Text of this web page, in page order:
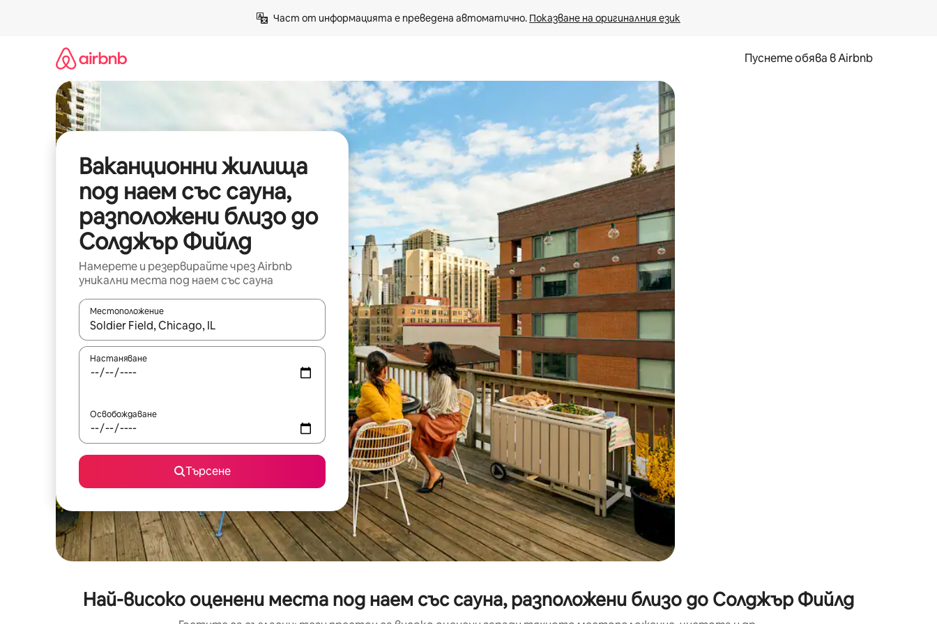
Част от информацията е преведена автоматично. Показване на оригиналния език
Пуснете обява в Airbnb
Ваканционни жилища
под наем със сауна,
разположени близо до
Солджър Фийлд
Намерете и резервирайте чрез Airbnb
уникални места под наем със сауна
Местоположение
Когато резултатите се покажат, използвайте клавишите със стрелки нагоре и надолу или навигирайте с докосване или плъзгане.
Настаняване
Освобождаване
Търсене
Най-високо оценени места под наем със сауна, разположени близо до Солджър Фийлд